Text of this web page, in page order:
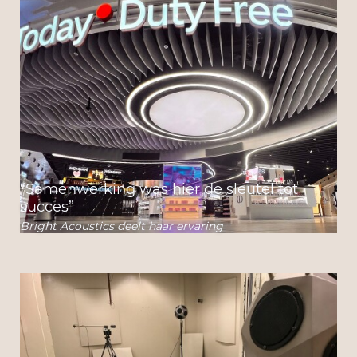
“Samenwerking was hier de sleutel tot
succes”
Bright Acoustics deelt haar ervaring